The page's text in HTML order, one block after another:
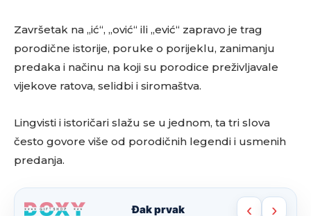
Završetak na „ić“, „ović“ ili „ević“ zapravo je trag
porodične istorije, poruke o porijeklu, zanimanju
predaka i načinu na koji su porodice preživljavale
vijekove ratova, selidbi i siromaštva.
Lingvisti i istoričari slažu se u jednom, ta tri slova
često govore više od porodičnih legendi i usmenih
predanja.